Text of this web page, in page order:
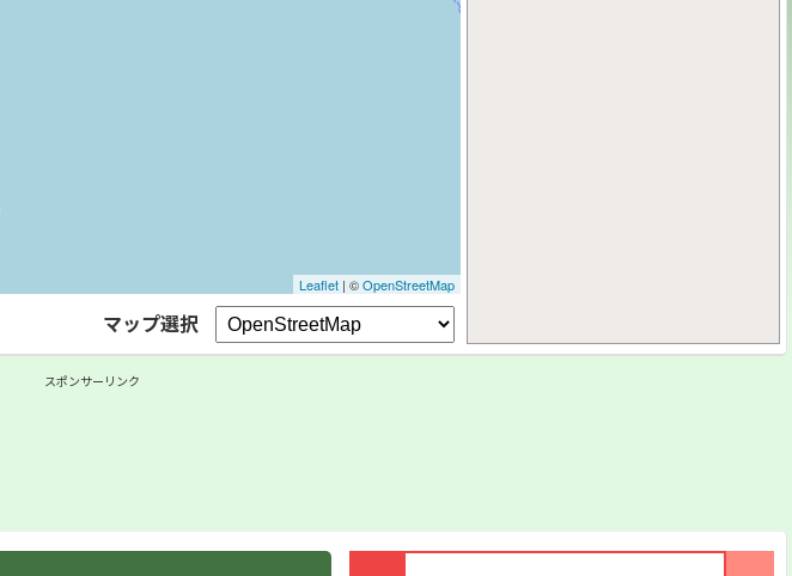
Leaflet| ©OpenStreetMap
マップ選択
スポンサーリンク